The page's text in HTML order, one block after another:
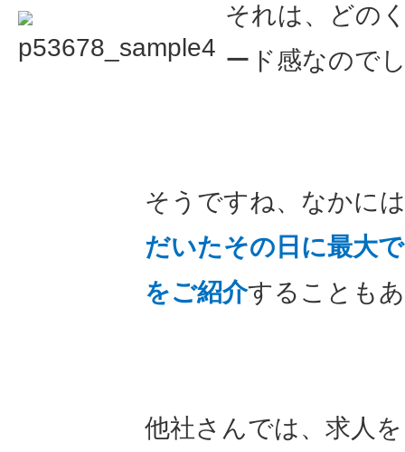
それは、どの
ード感なので
そうですね、なかには
だいたその日に最大
をご紹介することも
他社さんでは、求人